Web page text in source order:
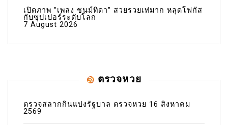
เปิดภาพ "เพลง ชนม์ทิดา" สวยรวยเท่มาก หลุดโฟกัส
กับซุปเปอร์ระดับโลก
7 August 2026
ตรวจหวย
ตรวจสลากกินแบ่งรัฐบาล ตรวจหวย 16 สิงหาคม
2569